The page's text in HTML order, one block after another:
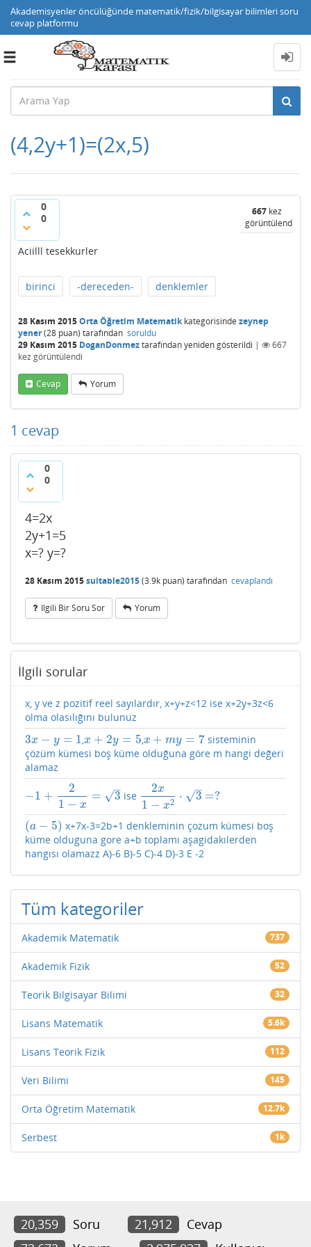
Akademisyenler öncülüğünde matematik/fizik/bilgisayar bilimleri soru
cevap platformu
Toggle
(4,2y+1)=(2x,5)
0
0
667 kez
görüntülendi
Aciilll tesekkurler
birinci -dereceden- denklemler
28 Kasım 2015Orta Öğretim Matematikkategorisinde zeynep
yener(28 puan) tarafından soruldu
29 Kasım 2015 DoganDonmeztarafındanyeniden gösterildi |
667
kez görüntülendi
Cevap Yorum
1 cevap
0
0
4=2x
2y+1=5
x=? y=?
28 Kasım 2015suitable2015(3.9k puan) tarafından cevaplandı
Ilgili Bir Soru Sor Yorum
İlgili sorular
x, y ve z pozitif reel sayılardır, x+y+z<12 ise x+2y+3z<6
olma olasılığını bulunuz
3x − y = 1
3x− y= 1 ,x + 2y = 5
x+2y =5 ,x + my = 7
x+m y=7
sisteminin
çözüm kümesi boş küme olduğuna göre m hangi değeri
alamaz
−1 +
2
1 − x
= 3
–
√
−1+ 21 −x=3 ise
2x
1 − x2 ⋅ 3
–
√ =?
2x1−x2⋅3 = ?
(a − 5)
(a− 5)
x+7x-3=2b+1 denkleminin çozum kümesi boş
küme olduguna gore a+b toplamı aşagidakılerden
hangısı olamazz A)-6 B)-5 C)-4 D)-3 E -2
Tüm kategoriler
Akademik Matematik 737
Akademik Fizik 52
Teorik Bilgisayar Bilimi 32
Lisans Matematik 5.6k
Lisans Teorik Fizik 112
Veri Bilimi 145
Orta Öğretim Matematik 12.7k
Serbest 1k
20,359 Soru 21,912
Cevap